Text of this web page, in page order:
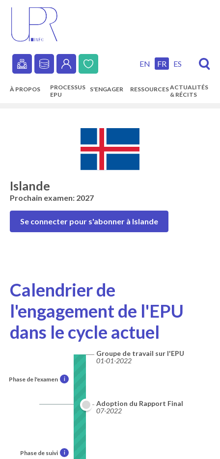
content
Secondary
navigation
EN FR ES
À PROPOS
PROCESSUS
EPU
S'ENGAGER RESSOURCESACTUALITÉS
& RÉCITS
Islande
Prochain examen: 2027
Se connecter pour s'abonner à Islande
Calendrier de
l'engagement de l'EPU
dans le cycle actuel
Phase de l'examen i
Phase de suivi i
Groupe de travail sur l'EPU
01-01-2022
Adoption du Rapport Final
07-2022